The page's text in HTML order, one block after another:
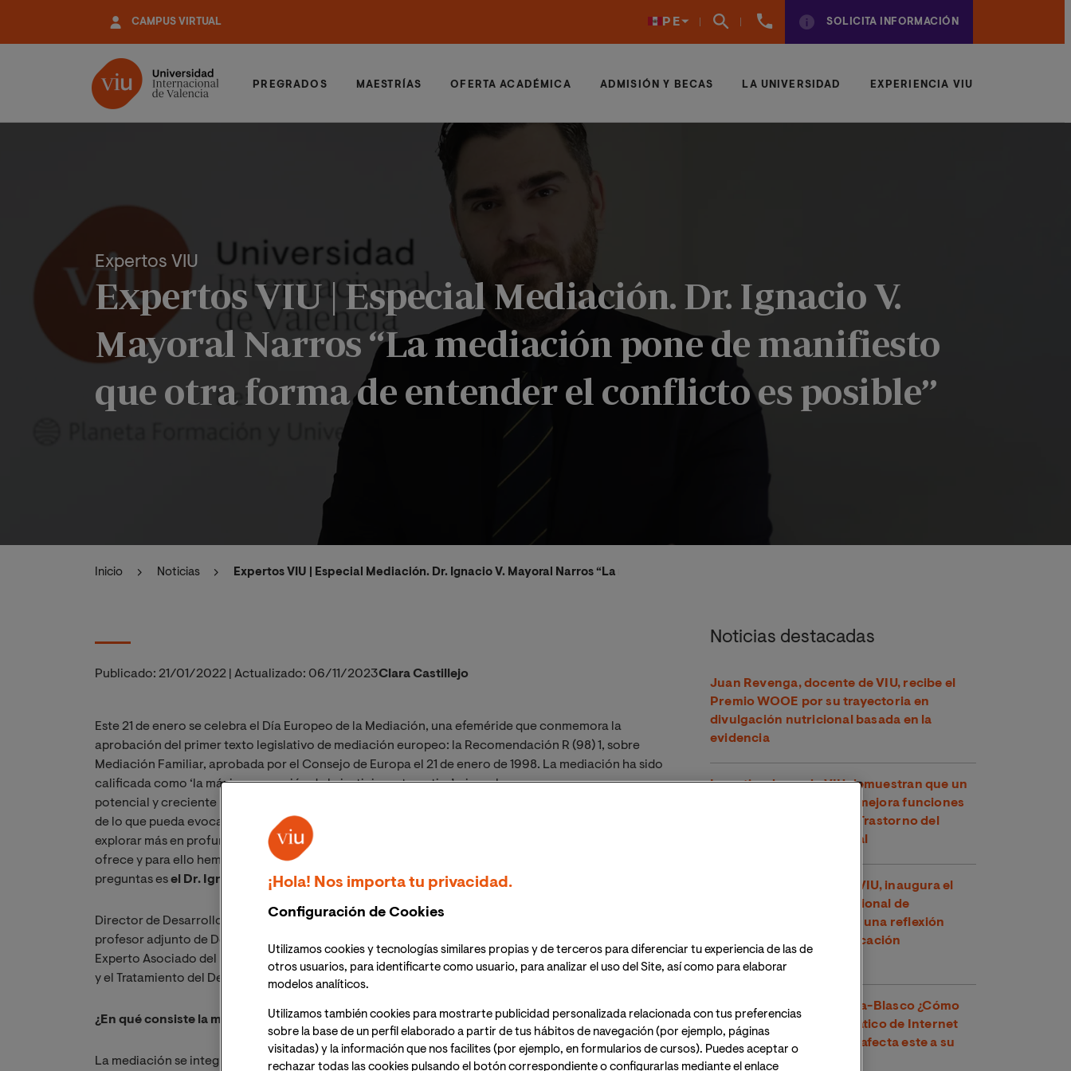
contenido
CAMPUS VIRTUAL PE
961
SOLICITA INFORMACIÓN
PREGRADOS MAESTRÍAS OFERTA ACADÉMICA ADMISIÓN Y BECAS LA UNIVERSIDAD EXPERIENCIA VIU
Expertos VIU
Expertos VIU | Especial Mediación. Dr. Ignacio V.
Mayoral Narros “La mediación pone de manifiesto
que otra forma de entender el conflicto es posible”
Inicio Noticias Expertos VIU | Especial Mediación. Dr. Ignacio V. Mayoral Narros “La mediación pone de manifiesto que otra forma de entender el conflicto es
Publicado: 21/01/2022 Actualizado: 06/11/2023Clara Castillejo
Este 21 de enero se celebra el Día Europeo de la Mediación, una efeméride que conmemora la
aprobación del primer texto legislativo de mediación europeo: la Recomendación R (98) 1, sobre
Mediación Familiar, aprobada por el Consejo de Europa el 21 de enero de 1998. La mediación ha sido
calificada como ‘la máxima expresión de la justicia restaurativa’, sin embargo, pese a su enorme
potencial y creciente popularidad, sigue siendo una disciplina relativamente desconocida más allá
de lo que pueda evocar su descriptivo nombre. Por eso hemos querido aprovechar la fecha para
explorar más en profundidad qué es la mediación y qué posibilidades y campos de aplicación nos
ofrece y para ello hemos recurrido a nuestros expertos. El primero en responder a nuestras
preguntas esel Dr. Ignacio V. Mayoral Narros
Director de Desarrollo del Área Jurídica de la Facultad de Ciencias Sociales y Jurídica de VIU y
profesor adjunto de Derecho Penal y Mediación de la facultad. Además, el Dr. Mayoral Narros es
Experto Asociado del Instituto Latinoamericano de las Naciones Unidas para la Prevención del delito
y el Tratamiento del Delincuente (ILANUD)- Costa Rica.
¿En qué consiste la mediación?
La mediación se integra dentro de los denominadosMedios Adecuados de Solución de
Noticias destacadas
Juan Revenga, docente de VIU, recibe el
Premio WOOE por su trayectoria en
divulgación nutricional basada en la
evidencia
Investigadores de VIU demuestran que un
compuesto del té verde mejora funciones
cognitivas en niños con Trastorno del
Espectro Alcohólico Fetal
Toni García, docente de VIU, inaugura el
XXVI Congreso Internacional de
Educadores en Perú con una reflexión
sobre los retos de la educación
contemporánea
Dr. Víctor José Villanueva-Blasco ¿Cómo
detectar el uso problemático de Internet
en adolescentes y cómo afecta este a su
salud mental?
¡Hola! Nos importa tu privacidad.
Configuración de Cookies
Utilizamos cookies y tecnologías similares propias y de terceros para diferenciar tu experiencia de las de
otros usuarios, para identificarte como usuario, para analizar el uso del Site, así como para elaborar
modelos analíticos.
Utilizamos también cookies para mostrarte publicidad personalizada relacionada con tus preferencias
sobre la base de un perfil elaborado a partir de tus hábitos de navegación (por ejemplo, páginas
visitadas) y la información que nos facilites (por ejemplo, en formularios de cursos). Puedes aceptar o
rechazar todas las cookies pulsando el botón correspondiente o configurarlas mediante el enlace